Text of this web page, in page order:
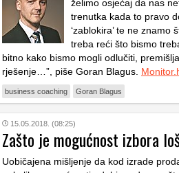
želimo osjećaj da nas
trenutka kada to pravo
‘zablokira’ te ne
treba reći što bismo
bitno kako bismo mogli odlučiti,
rješenje…”, piše Goran Blagus.
business coaching Goran Blagus
15.05.2018. (08:25)
Zašto je mogućnost izbora
Uobičajena mišljenje da kod izrade